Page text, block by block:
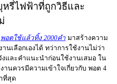
รี่ไฟฟ้าที่ถูกวิธีและ
พอตใช้แล้วทิ้ง 2000คํา มาสร้างความ
นเลือกเองได้ ทว่าการใช้งานไม่ว่า
และคำแนะนำก่อนใช้งานเสมอ ใน
งานควรมีความเข้าใจเกี่ยวกับ พอต 4
ที่สุด